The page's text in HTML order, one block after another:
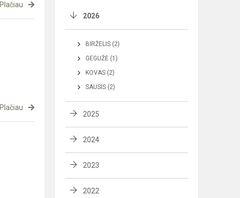
Plačiau
Plačiau
2026
BIRŽELIS (2)
GEGUŽĖ (1)
KOVAS (2)
SAUSIS (2)
2025
2024
2023
2022